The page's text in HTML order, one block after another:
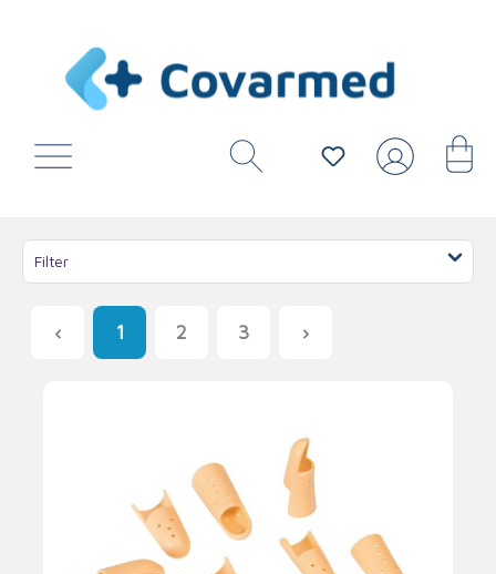
Filter
1 2 3